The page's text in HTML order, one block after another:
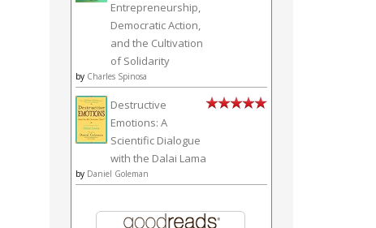
Entrepreneurship,
Democratic Action,
and the Cultivation
of Solidarity
by Charles Spinosa
Destructive
Emotions: A
Scientific Dialogue
with the Dalai Lama
by Daniel Goleman